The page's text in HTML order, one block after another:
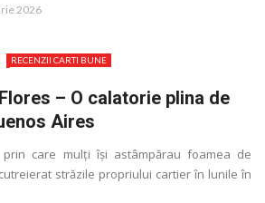
2026
RECENZII CARTI BUNE
– O calatorie plina de
Aires
care mulţi își astâmpărau foamea de
străzile propriului cartier în lunile în